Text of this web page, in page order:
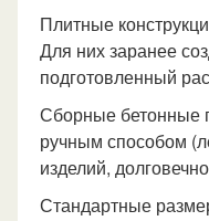
Плитные
Для них заранее
подготовленный
Сборные бетонные
ручным способом
изделий,
Стандартные